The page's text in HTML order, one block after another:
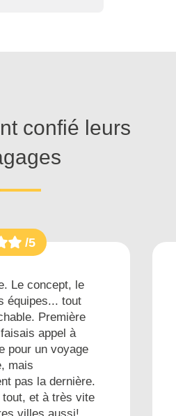
confié leurs
/5
Le concept, le
équipes... tout
Première
appel à
pour un voyage
mais
pas la dernière.
tout, et à très vite
villes aussi!